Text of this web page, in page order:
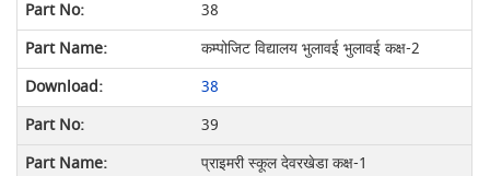
38
कम्पोजिट विद्यालय भुलावई भुलावई कक्ष-2
38
39
प्राइमरी स्कूल देवरखेडा कक्ष-1